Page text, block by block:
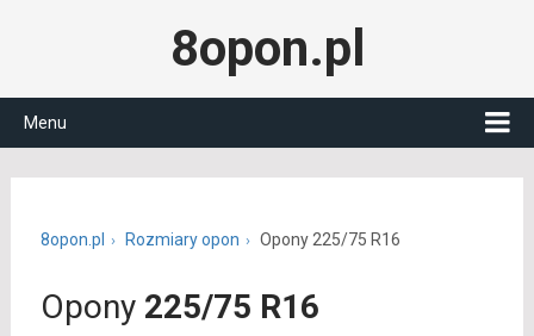
8opon.pl
Menu
8opon.pl Rozmiary opon Opony 225/75 R16
Opony 225/75 R16